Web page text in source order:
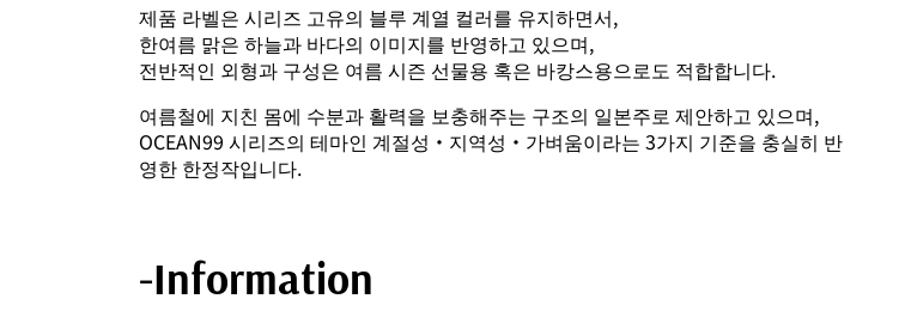
제품 라벨은 시리즈 고유의 블루 계열 컬러를 유지하면서,
한여름 맑은 하늘과 바다의 이미지를 반영하고 있으며,
전반적인 외형과 구성은 여름 시즌 선물용 혹은 바캉스용으로도 적합합니다.
여름철에 지친 몸에 수분과 활력을 보충해주는 구조의 일본주로 제안하고 있으며,
OCEAN99 시리즈의 테마인 계절성・지역성・가벼움이라는 3가지 기준을 충실히 반
영한 한정작입니다.
-Information